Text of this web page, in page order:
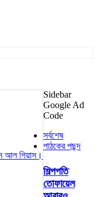
Sidebar
Google Ad
Code
সর্বশেষ
পাঠকের পছন্দ
শিল্পপতি
তোফায়েল